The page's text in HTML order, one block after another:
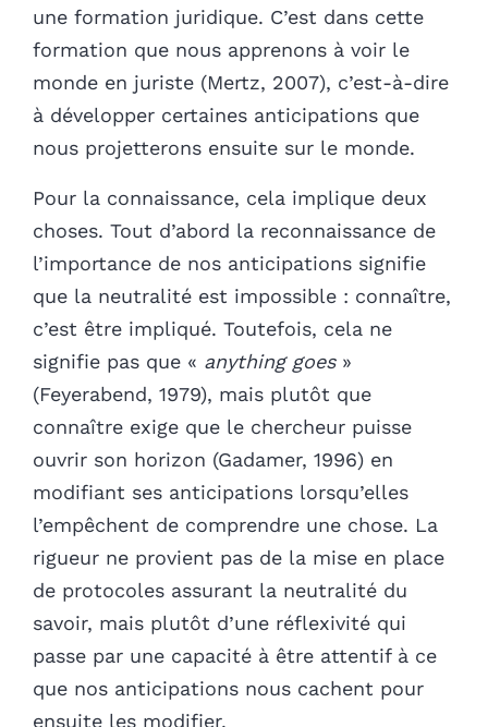
une formation juridique. C’est dans cette
formation que nous apprenons à voir le
monde en juriste (Mertz, 2007), c’est-à-dire
à développer certaines anticipations que
nous projetterons ensuite sur le monde.
Pour la connaissance, cela implique deux
choses. Tout d’abord la reconnaissance de
l’importance de nos anticipations signifie
que la neutralité est impossible : connaître,
c’est être impliqué. Toutefois, cela ne
signifie pas que « anything goes»
(Feyerabend, 1979), mais plutôt que
connaître exige que le chercheur puisse
ouvrir son horizon (Gadamer, 1996) en
modifiant ses anticipations lorsqu’elles
l’empêchent de comprendre une chose. La
rigueur ne provient pas de la mise en place
de protocoles assurant la neutralité du
savoir, mais plutôt d’une réflexivité qui
passe par une capacité à être attentif à ce
que nos anticipations nous cachent pour
ensuite les modifier.